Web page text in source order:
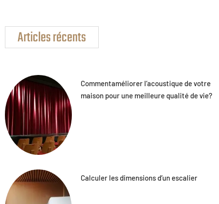
Articles récents
Commentaméliorer l’acoustique de votre
maison pour une meilleure qualité de vie?
Calculer les dimensions d’un escalier